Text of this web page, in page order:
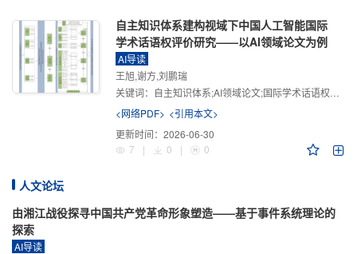
自主知识体系建构视域下中国人工智能国际
学术话语权评价研究——以AI领域论文为例
AI导读
王旭,谢方,刘鹏瑞
关键词： 自主知识体系;AI领域论文;国际学术话语权评价;学术影响力;学术感知力;学术传播力;学术引领力
<网络PDF> <引用本文>
更新时间： 2026-06-30
7
| 0 | 0
人文论坛
由湘江战役探寻中国共产党革命形象塑造——基于事件系统理论的
探索
AI导读